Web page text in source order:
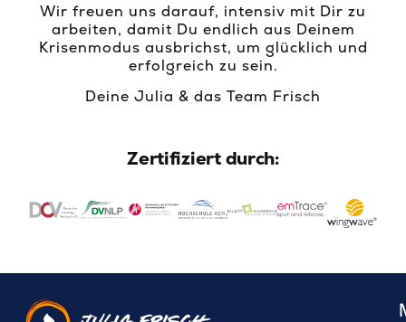
Wir freuen uns darauf, intensiv mit Dir zu
arbeiten, damit Du endlich aus Deinem
Krisenmodus ausbrichst, um glücklich und
erfolgreich zu sein.
Deine Julia & das Team Frisch
Zertifiziert durch: